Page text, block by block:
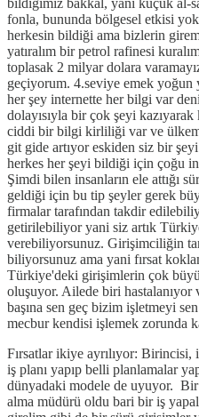
fonla, bununda bölgesel etkisi
herkesin bildiği ama bizlerin
yatıralım bir petrol rafinesi
toplasak 2 milyar dolara
geçiyorum. 4.seviye emek
her şey internette her bilgi var
dolayısıyla bir çok şeyi
ciddi bir bilgi kirliliği var ve
git gide artıyor eskiden siz bir
herkes her şeyi bildiği için çoğu
Şimdi bilen insanların ele attığı
geldiği için bu tip şeyler gerek
firmalar tarafından takdir
getirilebiliyor yani siz artık
verebiliyorsunuz. Girişimciliğin
biliyorsunuz ama yani fırsat
Türkiye'deki girişimlerin çok
oluşuyor. Ailede biri hastalanıyor
başına sen geç bizim işletmeyi
mecbur kendisi işlemek zorunda
Fırsatlar ikiye ayrılıyor:
iş planı yapıp belli planlamalar
dünyadaki modele de uyuyor. Bir
alma müdürü oldu bari bir iş